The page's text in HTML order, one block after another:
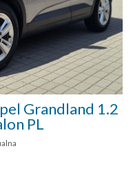
Grandland 1.2
PL